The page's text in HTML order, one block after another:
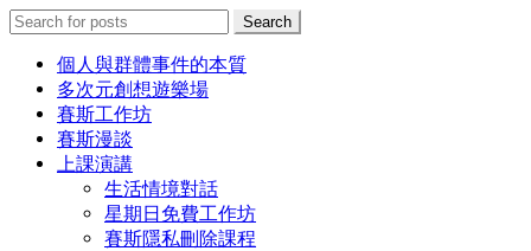
Search
for:
Search
個人與群體事件的本質
多次元創想遊樂場
賽斯工作坊
賽斯漫談
上課演講
生活情境對話
星期日免費工作坊
賽斯隱私刪除課程